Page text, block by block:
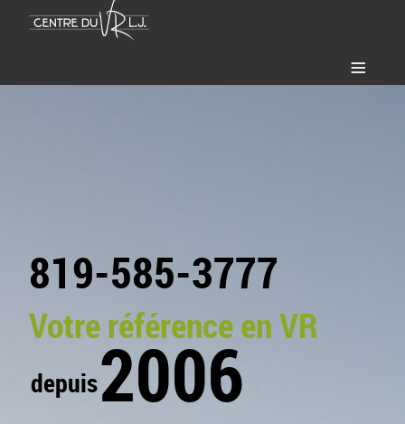
≡
819-585-3777
Votre référence en VR
depuis2006